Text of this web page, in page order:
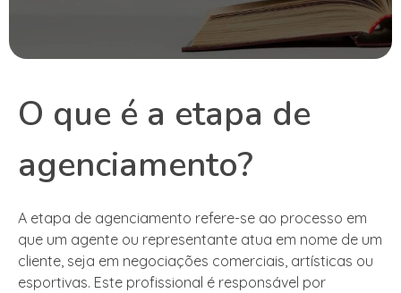
O que é a etapa de
agenciamento?
A etapa de agenciamento refere-se ao processo em
que um agente ou representante atua em nome de um
cliente, seja em negociações comerciais, artísticas ou
esportivas. Este profissional é responsável por